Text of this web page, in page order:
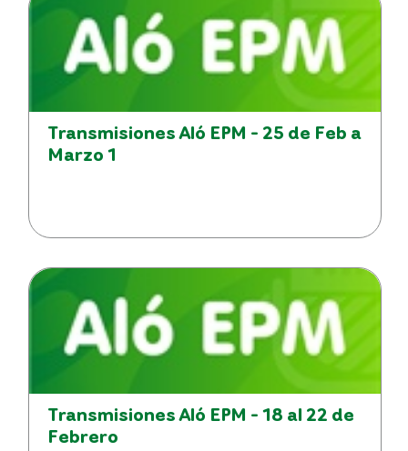
Transmisiones Aló EPM - 25 de Feb a
Marzo 1
Transmisiones Aló EPM - 18 al 22 de
Febrero